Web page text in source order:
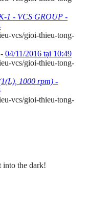
1 - VCS GROUP -
vcs/gioi-thieu-tong-
- 04/11/2016 tại 10:49
vcs/gioi-thieu-tong-
1000 rpm) -
vcs/gioi-thieu-tong-
into the dark!